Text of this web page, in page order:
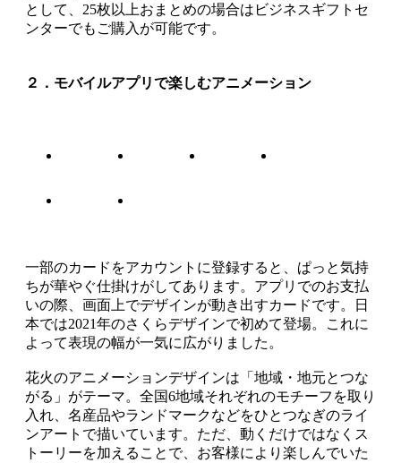
として、25枚以上おまとめの場合はビジネスギフトセ
ンターでもご購入が可能です。
２．モバイルアプリで楽しむアニメーション
一部のカードをアカウントに登録すると、ぱっと気持
ちが華やぐ仕掛けがしてあります。アプリでのお支払
いの際、画面上でデザインが動き出すカードです。日
本では2021年のさくらデザインで初めて登場。これに
よって表現の幅が一気に広がりました。
花火のアニメーションデザインは「地域・地元とつな
がる」がテーマ。全国6地域それぞれのモチーフを取り
入れ、名産品やランドマークなどをひとつなぎのライ
ンアートで描いています。ただ、動くだけではなくス
トーリーを加えることで、お客様により楽しんでいた